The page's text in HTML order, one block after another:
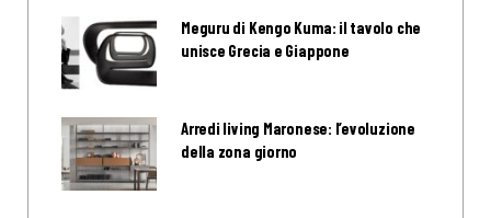
Meguru di Kengo Kuma: il tavolo che
unisce Grecia e Giappone
Arredi living Maronese: l’evoluzione
della zona giorno